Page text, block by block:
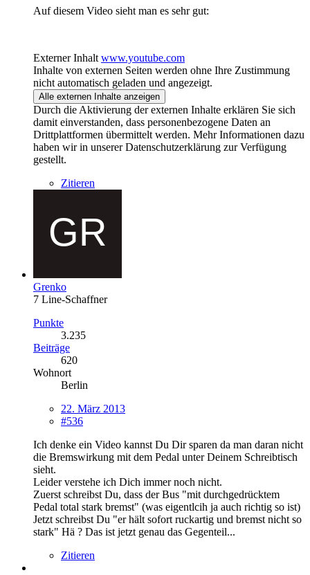
Auf diesem Video sieht man es sehr gut:
Externer Inhalt www.youtube.com
Inhalte von externen Seiten werden ohne Ihre Zustimmung
nicht automatisch geladen und angezeigt.
Alle externen Inhalte anzeigen
Durch die Aktivierung der externen Inhalte erklären Sie sich
damit einverstanden, dass personenbezogene Daten an
Drittplattformen übermittelt werden. Mehr Informationen dazu
haben wir in unserer Datenschutzerklärung zur Verfügung
gestellt.
Zitieren
Grenko
7 Line-Schaffner
Punkte
3.235
Beiträge
620
Wohnort
Berlin
22. März 2013
#536
Ich denke ein Video kannst Du Dir sparen da man daran nicht
die Bremswirkung mit dem Pedal unter Deinem Schreibtisch
sieht.
Leider verstehe ich Dich immer noch nicht.
Zuerst schreibst Du, dass der Bus "mit durchgedrücktem
Pedal total stark bremst" (was eigentlcih ja auch richtig so ist)
Jetzt schreibst Du "er hält sofort ruckartig und bremst nicht so
stark" Hä ? Das ist jetzt genau das Gegenteil...
Zitieren